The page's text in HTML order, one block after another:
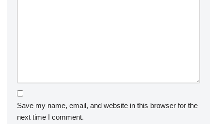
Save my name, email, and website in this browser for the
next time I comment.